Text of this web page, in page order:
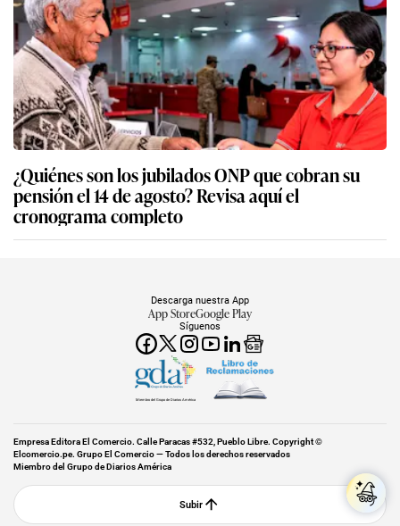
¿Quiénes son los jubilados ONP que cobran su
pensión el 14 de agosto? Revisa aquí el
cronograma completo
Síguenos
Descarga nuestra App
App StoreGoogle Play
Miembro del Grupo de Diarios América
Empresa Editora El Comercio. Calle Paracas #532, Pueblo Libre. Copyright ©
Elcomercio.pe. Grupo El Comercio — Todos los derechos reservados
Miembro del Grupo de Diarios América
Subir